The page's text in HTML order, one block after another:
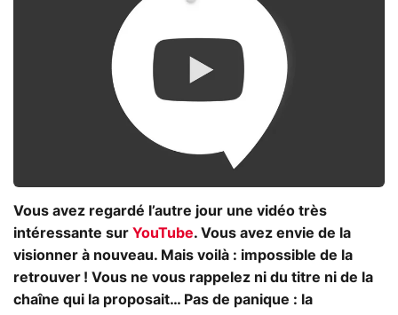
Vous avez regardé l’autre jour une vidéo très
intéressante sur YouTube. Vous avez envie de la
visionner à nouveau. Mais voilà : impossible de la
retrouver ! Vous ne vous rappelez ni du titre ni de la
chaîne qui la proposait… Pas de panique : la